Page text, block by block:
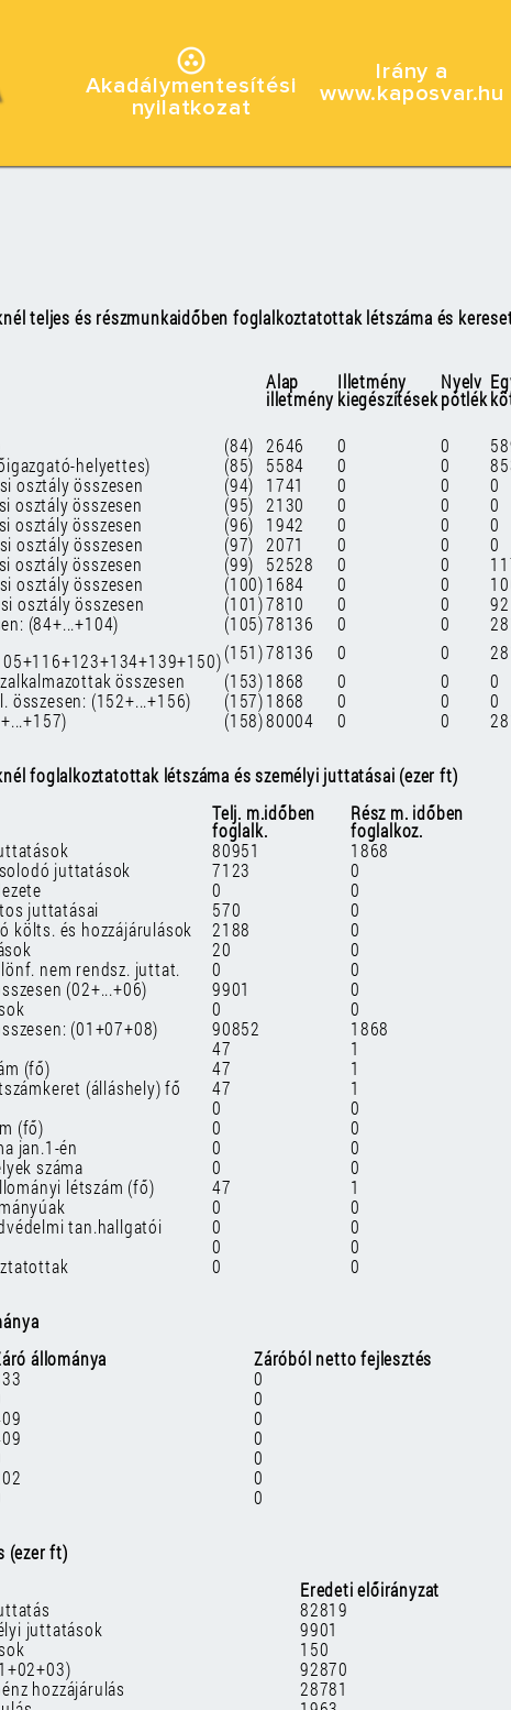
Akadálymentesítési
nyilatkozat
Irány a
www.kaposvar.hu
teljes és részmunkaidőben foglalkoztatottak létszáma és
Alap
illetmény
Illetmény
kiegészítések
Nyelv
pótlék
(84) 2646 0 0
helyettes)
(85) 5584 0 0
osztály összesen
(94) 1741 0 0 0
osztály összesen
(95) 2130 0 0 0
osztály összesen
(96) 1942 0 0 0
osztály összesen
(97) 2071 0 0 0
osztály összesen
(99) 52528 0 0
osztály összesen
(100)1684 0 0
osztály összesen
(101)7810 0 0 92
(84+...+104)
(105)78136 0 0
(151)78136 0 0
összesen
(153)1868 0 0 0
összesen: (152+...+156)
(157)1868 0 0 0
(158)80004 0 0
foglalkoztatottak létszáma és személyi juttatásai (ezer ft)
Telj. m.időben
foglalk.
Rész m. időben
foglalkoz.
80951 1868
juttatások
7123 0
0 0
juttatásai
570 0
költs. és hozzájárulások
2188 0
20 0
nem rendsz. juttat.
0 0
(02+...+06)
9901 0
0 0
(01+07+08)
90852 1868
47 1
(fő)
47 1
(álláshely) fő
47 1
0 0
(fő)
0 0
jan.1-én
0 0
száma
0 0
létszám (fő)
47 1
0 0
tan.hallgatói
0 0
0 0
0 0
állománya Záróból netto fejlesztés
0
0
0
0
0
0
0
(ezer ft)
Eredeti előirányzat
82819
juttatások
9901
150
92870
hozzájárulás
28781